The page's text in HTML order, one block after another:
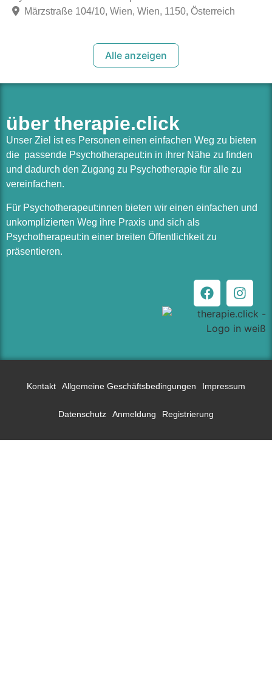
Märzstraße 104/10, Wien, Wien, 1150, Österreich
Alle anzeigen
über therapie.click
Unser Ziel ist es Personen einen einfachen Weg zu bieten
die passende Psychotherapeut:in in ihrer Nähe zu finden
und dadurch den Zugang zu Psychotherapie für alle zu
vereinfachen.
Für Psychotherapeut:innen bieten wir einen einfachen und
unkomplizierten Weg ihre Praxis und sich als
Psychotherapeut:in einer breiten Öffentlichkeit zu
präsentieren.
Kontakt Allgemeine Geschäftsbedingungen Impressum
Datenschutz Anmeldung Registrierung